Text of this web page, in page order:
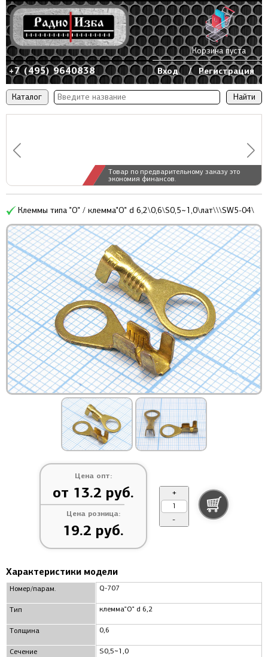
Каталог
Товар по предварительному заказу это
экономия финансов.
+7 (495) 9640838 Вход / Регистрация
Корзина пуста
Клеммы типа "O" / клемма"O" d 6,2\0,6\S0,5~1,0\лат\\\SW5-04\
Цена опт:
от 13.2 руб.
Цена розница:
19.2 руб.
+
-
Характеристики модели
Номер/парам.
Тип
Толщина
Сечение
Q-707
клемма"O" d 6,2
0,6
S0,5~1,0